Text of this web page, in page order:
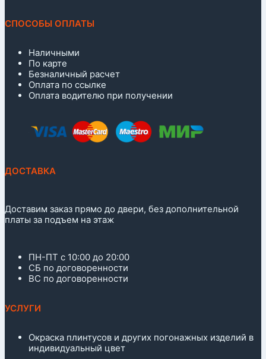
СПОСОБЫ ОПЛАТЫ
Наличными
По карте
Безналичный расчет
Оплата по ссылке
Оплата водителю при получении
ДОСТАВКА
Доставим заказ прямо до двери, без дополнительной
платы за подъем на этаж
ПН-ПТ с 10:00 до 20:00
СБ по договоренности
ВС по договоренности
УСЛУГИ
Окраска плинтусов и других погонажных изделий в
индивидуальный цвет